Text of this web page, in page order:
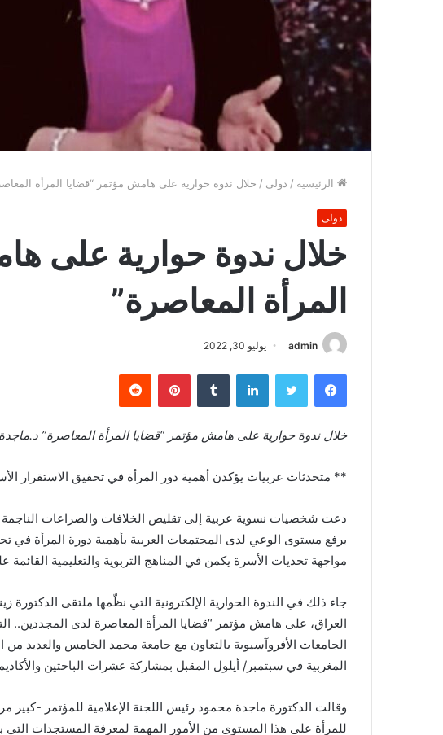
الرئيسية / دولى / خلال ندوة حوارية على هامش مؤتمر “قضايا المرأة
دولى
خلال ندوة حوارية على
المرأة المعاصرة”
admin يوليو 30, 2022
فيسبوك تويتر لينكدإن بينتيريست
خلال ندوة حوارية على هامش مؤتمر “قضايا المرأة المعاصرة”
** متحدثات عربيات يؤكدن أهمية دور المرأة في تحقيق الاستقرار
دعت شخصيات نسوية عربية إلى تقليص الخلافات والصراعات الناجمة
برفع مستوى الوعي لدى المجتمعات العربية بأهمية دورة المرأة في
مواجهة تحديات الأسرة يكمن في المناهج التربوية والتعليمية
جاء ذلك في الندوة الحوارية الإلكترونية التي نظّمها ملتقى
العراق، على هامش مؤتمر “قضايا المرأة المعاصرة لدى المجددين..
الجامعات الأفروآسيوية بالتعاون مع جامعة محمد الخامس والعديد من
المغربية في سبتمبر/ أيلول المقبل بمشاركة عشرات الباحثين
وقالت الدكتورة ماجدة محمود رئيس اللجنة الإعلامية للمؤتمر -كبير
للمرأة على هذا المستوى من الأمور المهمة لمعرفة المستجدات